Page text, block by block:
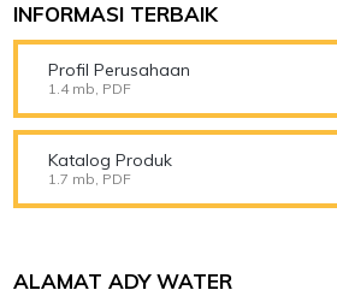
INFORMASI TERBAIK
Profil Perusahaan
1.4 mb, PDF
Katalog Produk
1.7 mb, PDF
ALAMAT ADY WATER